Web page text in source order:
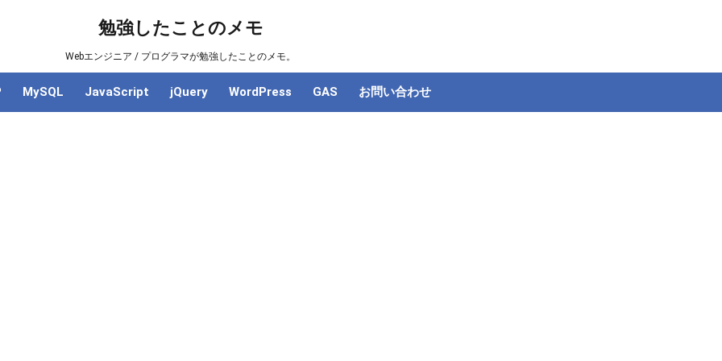
勉強したことのメモ
Webエンジニア / プログラマが勉強したことのメモ。
MySQL JavaScript jQuery WordPress GAS お問い合わせ